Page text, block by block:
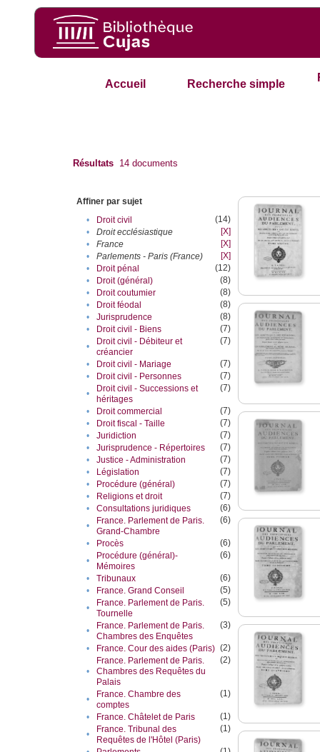
Accueil Recherche simple
Résultats 14 documents
Affiner par sujet
•
Droit civil
(14)
•
Droit ecclésiastique
[X]
•
France
[X]
•
Parlements - Paris (France)
[X]
•
Droit pénal
(12)
•
Droit (général)
(8)
•
Droit coutumier
(8)
•
Droit féodal
(8)
•
Jurisprudence
(8)
•
Droit civil - Biens
(7)
•
Droit civil - Débiteur et
créancier
(7)
• Droit civil - Mariage
(7)
•
Droit civil - Personnes
(7)
•
Droit civil - Successions et
héritages
(7)
• Droit commercial
(7)
•
Droit fiscal - Taille
(7)
•
Juridiction
(7)
•
Jurisprudence - Répertoires
(7)
•
Justice - Administration
(7)
•
Législation
(7)
•
Procédure (général)
(7)
•
Religions et droit
(7)
•
Consultations juridiques
(6)
•
France. Parlement de Paris.
Grand-Chambre
(6)
• Procès
(6)
•
Procédure (général)-
Mémoires
(6)
• Tribunaux
(6)
•
France. Grand Conseil
(5)
•
France. Parlement de Paris.
Tournelle
(5)
•
France. Parlement de Paris.
Chambres des Enquêtes
(3)
• France. Cour des aides (Paris) (2)
•
France. Parlement de Paris.
Chambres des Requêtes du
Palais
(2)
•
France. Chambre des
comptes
(1)
• France. Châtelet de Paris
(1)
•
France. Tribunal des
Requêtes de l'Hôtel (Paris)
(1)